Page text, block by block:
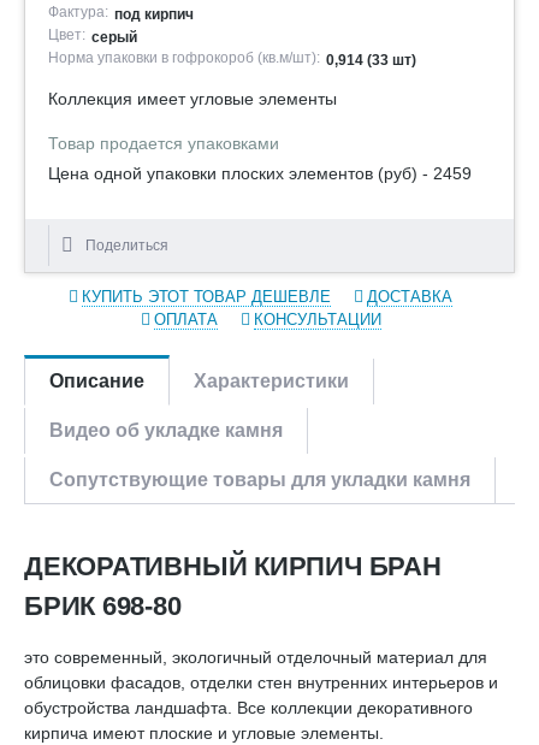
Фактура: под кирпич
Цвет: серый
Норма упаковки в гофрокороб (кв.м/шт): 0,914 (33 шт)
Коллекция имеет угловые элементы
Товар продается упаковками
Цена одной упаковки плоских элементов (руб) - 2459
Поделиться
КУПИТЬ ЭТОТ ТОВАР ДЕШЕВЛЕ
ДОСТАВКА
ОПЛАТА
КОНСУЛЬТАЦИИ
Описание Характеристики
Видео об укладке камня
Сопутствующие товары для укладки камня
ДЕКОРАТИВНЫЙ КИРПИЧ БРАН
БРИК 698-80
это современный, экологичный отделочный материал для
облицовки фасадов, отделки стен внутренних интерьеров и
обустройства ландшафта. Все коллекции декоративного
кирпича имеют плоские и угловые элементы.